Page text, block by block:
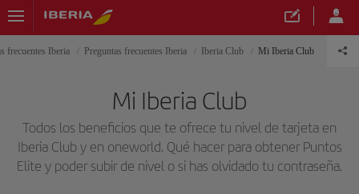
frecuentes Iberia Preguntas frecuentes Iberia Iberia Club Mi Iberia Club
Mi Iberia Club
Todos los beneficios que te ofrece tu nivel de tarjeta en
Iberia Club y en oneworld. Qué hacer para obtener Puntos
Elite y poder subir de nivel o si has olvidado tu contraseña.